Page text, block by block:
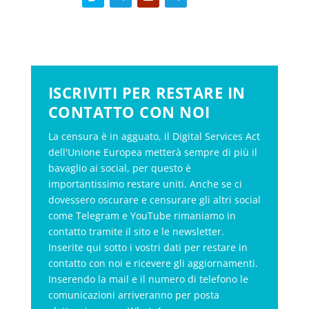
ISCRIVITI PER RESTARE IN
CONTATTO CON NOI
La censura è in agguato, il Digital Services Act
dell'Unione Europea metterà sempre di più il
bavaglio ai social, per questo è
importantissimo restare uniti. Anche se ci
dovessero oscurare e censurare gli altri social
come Telegram e YouTube rimaniamo in
contatto tramite il sito e le newsletter.
Inserite qui sotto i vostri dati per restare in
contatto con noi e ricevere gli aggiornamenti.
Inserendo la mail e il numero di telefono le
comunicazioni arriveranno per posta